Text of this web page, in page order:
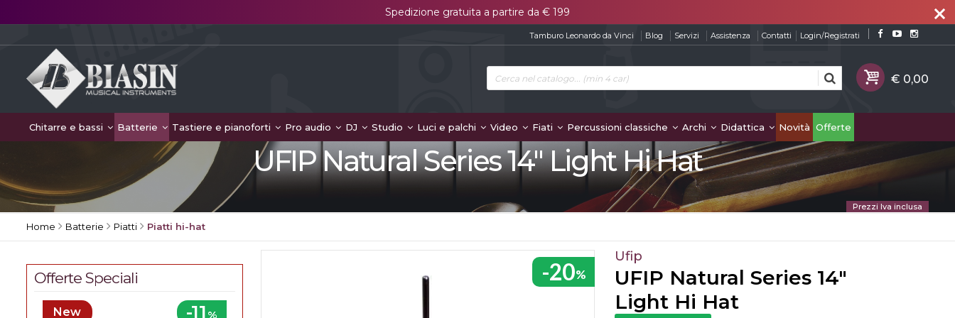
close
Spedizione gratuita a partire da € 199
Tamburo Leonardo da Vinci Blog Servizi Assistenza Contatti Login/Registrati
Chitarre e bassi Batterie Tastiere e pianoforti Pro audio DJ Studio Luci e palchi Video Fiati Percussioni classiche Archi Didattica Novità Offerte
UFIP Natural Series 14" Light Hi Hat
Prezzi Iva inclusa
Home Batterie Piatti Piatti hi-hat
-20%
Ufip
UFIP Natural Series 14"
Light Hi Hat
Offerte Speciali
-11 %
New